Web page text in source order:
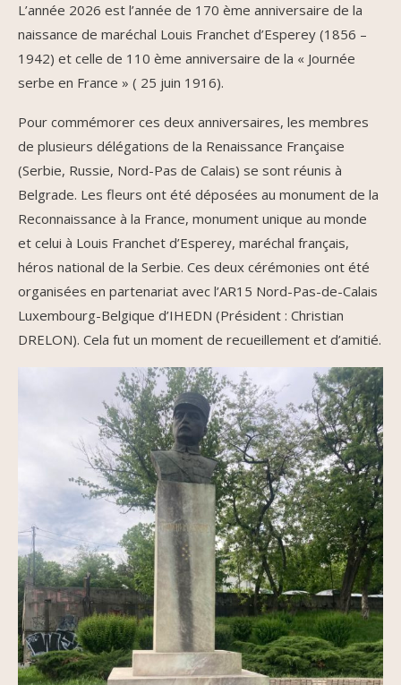
L’année 2026 est l’année de 170 ème anniversaire de la
naissance de maréchal Louis Franchet d’Esperey (1856 –
1942) et celle de 110 ème anniversaire de la « Journée
serbe en France » ( 25 juin 1916).
Pour commémorer ces deux anniversaires, les membres
de plusieurs délégations de la Renaissance Française
(Serbie, Russie, Nord-Pas de Calais) se sont réunis à
Belgrade. Les fleurs ont été déposées au monument de la
Reconnaissance à la France, monument unique au monde
et celui à Louis Franchet d’Esperey, maréchal français,
héros national de la Serbie. Ces deux cérémonies ont été
organisées en partenariat avec l’AR15 Nord-Pas-de-Calais
Luxembourg-Belgique d’IHEDN (Président : Christian
DRELON). Cela fut un moment de recueillement et d’amitié.